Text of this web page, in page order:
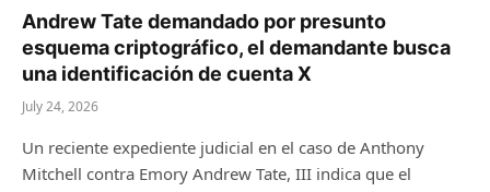
Andrew Tate demandado por presunto
esquema criptográfico, el demandante busca
una identificación de cuenta X
July 24, 2026
Un reciente expediente judicial en el caso de Anthony
Mitchell contra Emory Andrew Tate, III indica que el